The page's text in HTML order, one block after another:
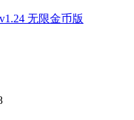
无限金币版